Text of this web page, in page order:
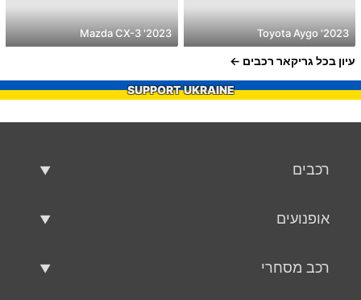
2023' Toyota Aygo
2023' Mazda CX-3
עיון בכל גריקאר רכבים
SUPPORT UKRAINE
רכבים
אופנועים
רכב מסחרי